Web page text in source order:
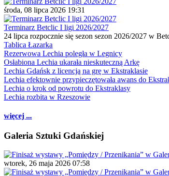
środa, 08 lipca 2026 19:31
Terminarz Betclic I ligi 2026/2027
24 lipca rozpocznie się sezon sezon 2026/2027 w
Tablica Łazarka
Rezerwowa Lechia poległa w Legnicy
Osłabiona Lechia ukarała nieskuteczną Arkę
Lechia Gdańsk z licencją na grę w Ekstraklasie
Lechia efektownie przypieczętowała awans do
Lechia o krok od powrotu do Ekstraklasy
Lechia rozbita w Rzeszowie
więcej ...
Galeria Sztuki Gdańskiej
wtorek, 26 maja 2026 07:58